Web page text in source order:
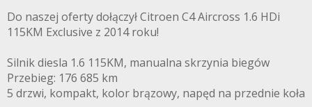
Do naszej oferty dołączył Citroen C4 Aircross 1.6 HDi
115KM Exclusive z 2014 roku!
Silnik diesla 1.6 115KM, manualna skrzynia biegów
Przebieg: 176 685 km
5 drzwi, kompakt, kolor brązowy, napęd na przednie koła